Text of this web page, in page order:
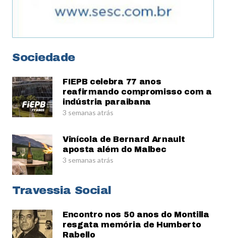
Sociedade
FIEPB celebra 77 anos
reafirmando compromisso com a
indústria paraibana
3 semanas atrás
Vinícola de Bernard Arnault
aposta além do Malbec
3 semanas atrás
Travessia Social
Encontro nos 50 anos do Montilla
resgata memória de Humberto
Rabello